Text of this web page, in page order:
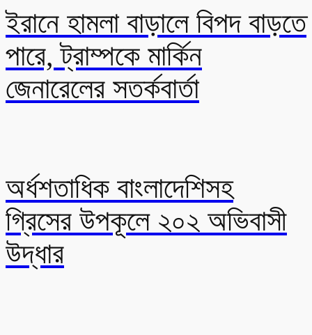
ইরানে হামলা বাড়ালে বিপদ বাড়তে
পারে, ট্রাম্পকে মার্কিন
জেনারেলের সতর্কবার্তা
অর্ধশতাধিক বাংলাদেশিসহ
গ্রিসের উপকূলে ২০২ অভিবাসী
উদ্ধার